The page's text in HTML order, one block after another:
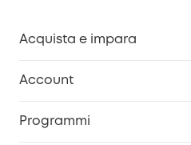
Acquista e impara
Account
Programmi